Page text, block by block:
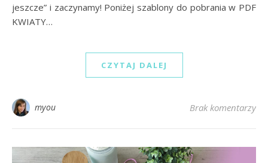
jeszcze” i zaczynamy! Poniżej szablony do pobrania w PDF
KWIATY…
CZYTAJ DALEJ
myou Brak komentarzy